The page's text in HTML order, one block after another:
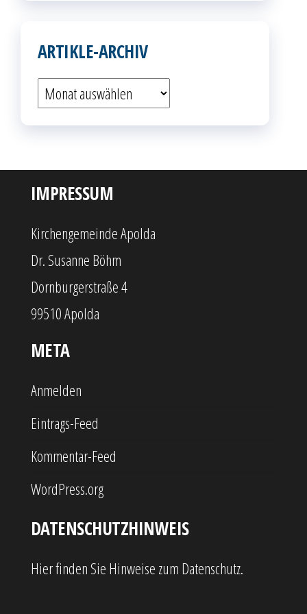
ARTIKLE-ARCHIV
Artikle-
IMPRESSUM
Kirchengemeinde Apolda
Dr. Susanne Böhm
Dornburgerstraße 4
99510 Apolda
META
Anmelden
Eintrags-Feed
Kommentar-Feed
WordPress.org
DATENSCHUTZHINWEIS
Hier finden Sie Hinweise zum Datenschutz.